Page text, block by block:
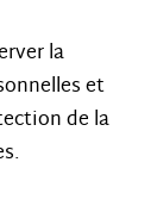
la
et
de la